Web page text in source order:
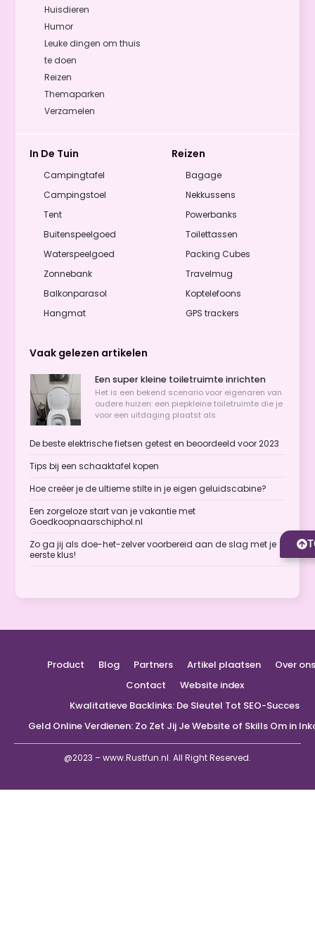
Huisdieren
Humor
Leuke dingen om thuis
te doen
Reizen
Themaparken
Verzamelen
In De Tuin
Campingtafel
Campingstoel
Tent
Buitenspeelgoed
Waterspeelgoed
Zonnebank
Balkonparasol
Hangmat
Reizen
Bagage
Nekkussens
Powerbanks
Toilettassen
Packing Cubes
Travelmug
Koptelefoons
GPS trackers
Vaak gelezen artikelen
Een super kleine toiletruimte inrichten
Het is een bekend scenario voor eigenaren van
oudere huizen: een piepkleine toiletruimte die je
voor een uitdaging plaatst als
De beste elektrische fietsen getest en beoordeeld voor 2023
Tips bij een schaaktafel kopen
Hoe creëer je de ultieme stilte in je eigen geluidscabine?
Een zorgeloze start van je vakantie met
Goedkoopnaarschiphol.nl
Zo ga jij als doe-het-zelver voorbereid aan de slag met je
eerste klus!
@2023 – www.Rustfun.nl. All Right Reserved.
Product Blog Partners Artikel plaatsen
Over ons
Contact
Website index
Kwalitatieve Backlinks: De Sleutel Tot SEO-Succes
Geld Online Verdienen: Zo Zet Jij Je Website of Skills Om in